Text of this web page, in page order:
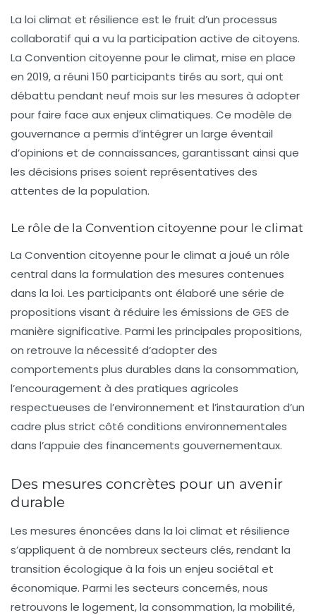
La loi climat et résilience est le fruit d’un processus
collaboratif qui a vu la participation active de citoyens.
La Convention citoyenne pour le climat, mise en place
en 2019, a réuni 150 participants tirés au sort, qui ont
débattu pendant neuf mois sur les mesures à adopter
pour faire face aux enjeux climatiques. Ce modèle de
gouvernance a permis d’intégrer un large éventail
d’opinions et de connaissances, garantissant ainsi que
les décisions prises soient représentatives des
attentes de la population.
Le rôle de la Convention citoyenne pour le climat
La Convention citoyenne pour le climat a joué un rôle
central dans la formulation des mesures contenues
dans la loi. Les participants ont élaboré une série de
propositions visant à réduire les émissions de GES de
manière significative. Parmi les principales propositions,
on retrouve la nécessité d’adopter des
comportements plus durables dans la consommation,
l’encouragement à des pratiques agricoles
respectueuses de l’environnement et l’instauration d’un
cadre plus strict côté conditions environnementales
dans l’appuie des financements gouvernementaux.
Des mesures concrètes pour un avenir
durable
Les mesures énoncées dans la loi climat et résilience
s’appliquent à de nombreux secteurs clés, rendant la
transition écologique à la fois un enjeu sociétal et
économique. Parmi les secteurs concernés, nous
retrouvons le logement, la consommation, la mobilité,